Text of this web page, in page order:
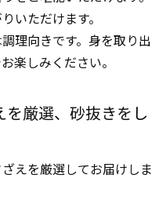
いただけます。
理向きです。身を取り出
楽しみください。
を厳選、砂抜きをし
えを厳選してお届けしま